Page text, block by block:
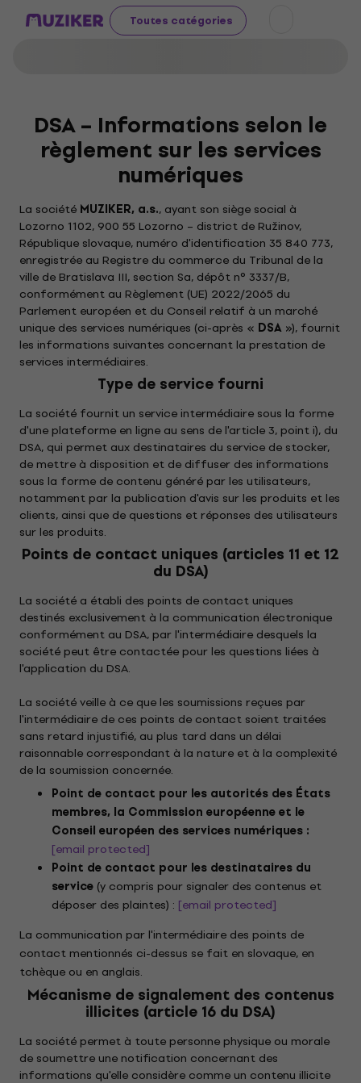
Toutes catégories
DSA – Informations selon le
règlement sur les services
numériques
La société MUZIKER, a.s., ayant son siège social à
Lozorno 1102, 900 55 Lozorno – district de Ružinov,
République slovaque, numéro d'identification 35 840 773,
enregistrée au Registre du commerce du Tribunal de la
ville de Bratislava III, section Sa, dépôt n° 3337/B,
conformément au Règlement (UE) 2022/2065 du
Parlement européen et du Conseil relatif à un marché
unique des services numériques (ci-après « DSA »), fournit
les informations suivantes concernant la prestation de
services intermédiaires.
Type de service fourni
La société fournit un service intermédiaire sous la forme
d'une plateforme en ligne au sens de l'article 3, point i), du
DSA, qui permet aux destinataires du service de stocker,
de mettre à disposition et de diffuser des informations
sous la forme de contenu généré par les utilisateurs,
notamment par la publication d'avis sur les produits et les
clients, ainsi que de questions et réponses des utilisateurs
sur les produits.
Points de contact uniques (articles 11 et 12
du DSA)
La société a établi des points de contact uniques
destinés exclusivement à la communication électronique
conformément au DSA, par l'intermédiaire desquels la
société peut être contactée pour les questions liées à
l'application du DSA.
La société veille à ce que les soumissions reçues par
l'intermédiaire de ces points de contact soient traitées
sans retard injustifié, au plus tard dans un délai
raisonnable correspondant à la nature et à la complexité
de la soumission concernée.
Point de contact pour les autorités des États
membres, la Commission européenne et le
Conseil européen des services numériques :
[email protected]
Point de contact pour les destinataires du
service (y compris pour signaler des contenus et
déposer des plaintes) : [email protected]
La communication par l'intermédiaire des points de
contact mentionnés ci-dessus se fait en slovaque, en
tchèque ou en anglais.
Mécanisme de signalement des contenus
illicites (article 16 du DSA)
La société permet à toute personne physique ou morale
de soumettre une notification concernant des
informations qu'elle considère comme un contenu illicite